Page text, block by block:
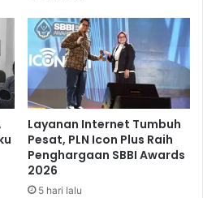
Layanan Internet Tumbuh
Pesat, PLN Icon Plus Raih
Penghargaan SBBI Awards
2026
5 hari lalu